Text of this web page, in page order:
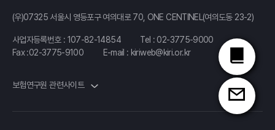
개혁에 따른
보완적 활용
health insurance
two-argument
홍지민 숭실대학교 교수
(우)07325 서울시 영등포구 여의대로 70, ONE CENTINEL(여의도동 23-2)
사업자등록번호 : 107-82-14854 Tel : 02-3775-9000
Fax :02-3775-9100
E-mail : kiriweb@kiri.or.kr
보험연구원 관련사이트